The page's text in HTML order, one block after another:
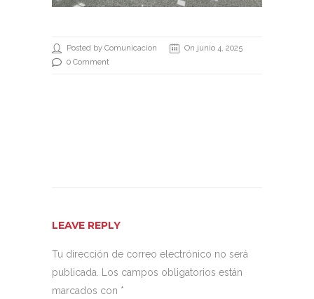
Posted by Comunicacion
On junio 4, 2025
0 Comment
LEAVE REPLY
Tu dirección de correo electrónico no será
publicada.
Los campos obligatorios están
marcados con *